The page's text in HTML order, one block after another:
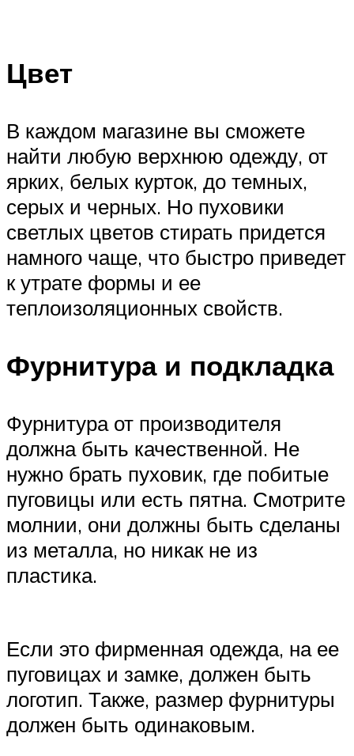
Цвет
В каждом магазине вы сможете
найти любую верхнюю одежду, от
ярких, белых курток, до темных,
серых и черных. Но пуховики
светлых цветов стирать придется
намного чаще, что быстро приведет
к утрате формы и ее
теплоизоляционных свойств.
Фурнитура и подкладка
Фурнитура от производителя
должна быть качественной. Не
нужно брать пуховик, где побитые
пуговицы или есть пятна. Смотрите
молнии, они должны быть сделаны
из металла, но никак не из
пластика.
Если это фирменная одежда, на ее
пуговицах и замке, должен быть
логотип. Также, размер фурнитуры
должен быть одинаковым.